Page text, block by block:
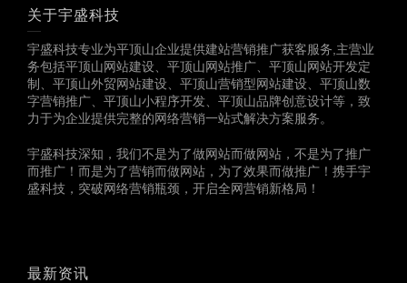
关于宇盛科技
宇盛科技专业为平顶山企业提供建站营销推广获客服务,主营业
务包括平顶山网站建设、平顶山网站推广、平顶山网站开发定
制、平顶山外贸网站建设、平顶山营销型网站建设、平顶山数
字营销推广、平顶山小程序开发、平顶山品牌创意设计等，致
力于为企业提供完整的网络营销一站式解决方案服务。
宇盛科技深知，我们不是为了做网站而做网站，不是为了推广
而推广！而是为了营销而做网站，为了效果而做推广！携手宇
盛科技，突破网络营销瓶颈，开启全网营销新格局！
最新资讯